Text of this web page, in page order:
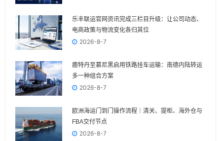
乐丰联运官网资讯完成三栏目升级：让公司动态、
电商政策与物流变化各归其位
2026-8-7
鹿特丹至慕尼黑启用铁路挂车运输：南德内陆转运
多一种组合方案
2026-8-7
欧洲海运门到门操作流程｜清关、提柜、海外仓与
FBA交付节点
2026-8-7